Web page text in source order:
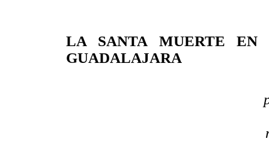
LA SANTA MUERTE EN
GUADALAJARA